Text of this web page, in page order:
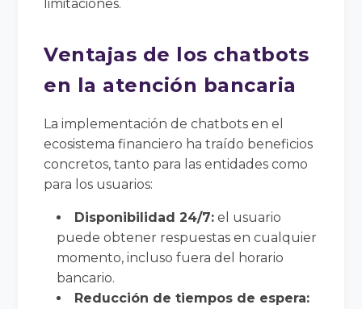
limitaciones.
Ventajas de los chatbots
en la atención bancaria
La implementación de chatbots en el
ecosistema financiero ha traído beneficios
concretos, tanto para las entidades como
para los usuarios:
Disponibilidad 24/7: el usuario
puede obtener respuestas en cualquier
momento, incluso fuera del horario
bancario.
Reducción de tiempos de espera: